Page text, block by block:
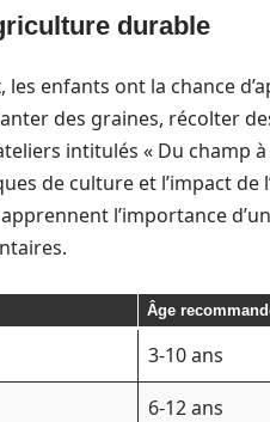
durable
enfants ont la chance
des graines, récolter
intitulés « Du champ
de culture et l’impact de
l’importance
Âge
3-10 ans
6-12 ans